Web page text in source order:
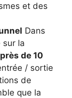
et des
Dans
sur la
de 10
/ sortie
de
que la